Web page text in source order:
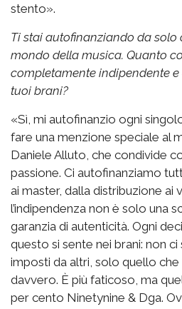
stento».
Ti stai autofinanziando da
mondo della musica. Quanto
completamente indipendente
tuoi brani?
«Sì, mi autofinanzio ogni
fare una menzione speciale al
Daniele Alluto, che condivide
passione. Ci autofinanziamo
ai master, dalla distribuzione ai
l’indipendenza non è solo una
garanzia di autenticità. Ogni
questo si sente nei brani: non
imposti da altri, solo quello
davvero. È più faticoso, ma
per cento Ninetynine & Dga.